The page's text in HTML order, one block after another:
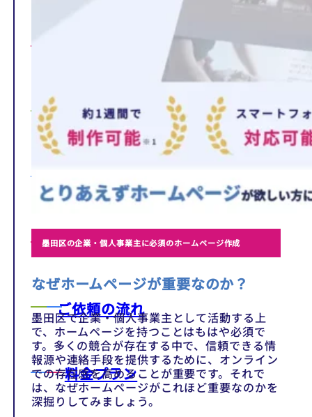
選ばれる理由
制作事例
ご依頼の流れ
料金プラン
墨田区の企業・個人事業主に必須のホームページ作成
なぜホームページが重要なのか？
墨田区で企業・個人事業主として活動する上
で、ホームページを持つことはもはや必須で
す。多くの競合が存在する中で、信頼できる情
報源や連絡手段を提供するために、オンライン
での存在感を高めることが重要です。それで
は、なぜホームページがこれほど重要なのかを
深掘りしてみましょう。